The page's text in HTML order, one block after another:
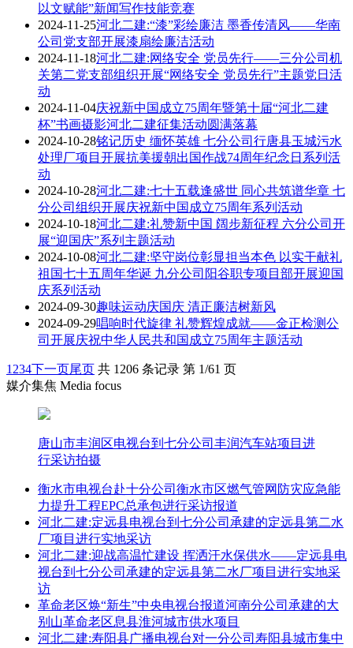
以文赋能”新闻写作技能竞赛
2024-11-25河北二建:“漆”彩绘廉洁 墨香传清风——华南
公司党支部开展漆扇绘廉洁活动
2024-11-18河北二建:网络安全 党员先行——三分公司机
关第二党支部组织开展“网络安全 党员先行”主题党日活
动
2024-11-04庆祝新中国成立75周年暨第十届“河北二建
杯”书画摄影河北二建征集活动圆满落幕
2024-10-28铭记历史 缅怀英雄 七分公司行唐县玉城污水
处理厂项目开展抗美援朝出国作战74周年纪念日系列活
动
2024-10-28河北二建:七十五载逢盛世 同心共筑谱华章 七
分公司组织开展庆祝新中国成立75周年系列活动
2024-10-18河北二建:礼赞新中国 阔步新征程 六分公司开
展“迎国庆”系列主题活动
2024-10-08河北二建:坚守岗位彰显担当本色 以实干献礼
祖国七十五周年华诞 九分公司阳谷职专项目部开展迎国
庆系列活动
2024-09-30趣味运动庆国庆 清正廉洁树新风
2024-09-29唱响时代旋律 礼赞辉煌成就——金正检测公
司开展庆祝中华人民共和国成立75周年主题活动
1 234下一页尾页 共 1206 条记录 第 1/61 页
媒介集焦 Media focus
唐山市丰润区电视台到七分公司丰润汽车站项目进
行采访拍摄
衡水市电视台赴十分公司衡水市区燃气管网防灾应急能
力提升工程EPC总承包进行采访报道
河北二建:定远县电视台到七分公司承建的定远县第二水
厂项目进行实地采访
河北二建:迎战高温忙建设 挥洒汗水保供水——定远县电
视台到七分公司承建的定远县第二水厂项目进行实地采
访
革命老区焕“新生”中央电视台报道河南分公司承建的大
别山革命老区息县淮河城市供水项目
河北二建:寿阳县广播电视台对一分公司寿阳县城市集中